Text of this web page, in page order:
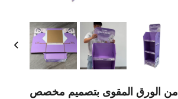
الورق المقوى بتصميم مخصص